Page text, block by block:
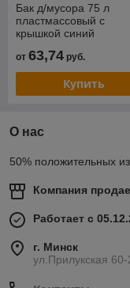
Бак д/мусора 75 л
пластмассовый с
крышкой синий
от 63,74 руб.
Купить
О нас
50% положительных
Компания
Работает с
г. Минск
ул.Прилукская